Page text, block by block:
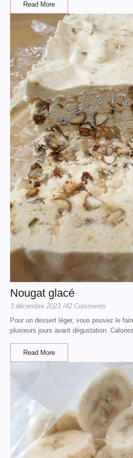
Read More
Nougat glacé
3 décembre 2023 /42 Comments
Pour un dessert léger, vous pouvez le
plusieurs jours avant dégustation.
Read More